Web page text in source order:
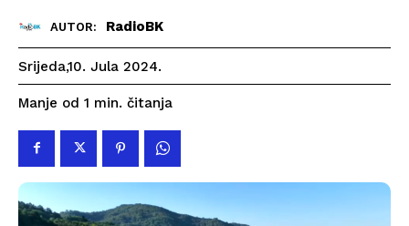
AUTOR: RadioBK
Srijeda,10. Jula 2024.
Manje od 1 min. čitanja